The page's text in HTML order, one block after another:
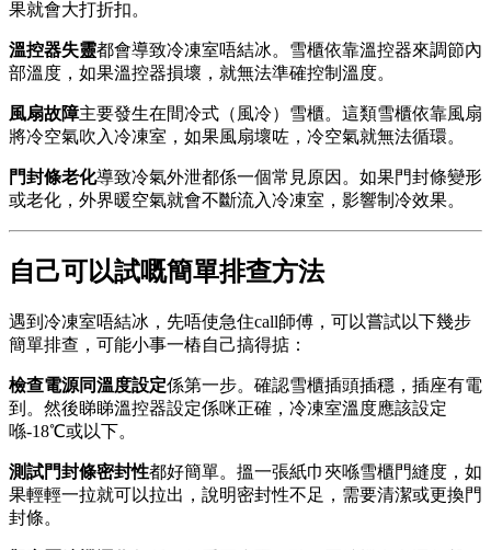
果就會大打折扣。
溫控器失靈都會導致冷凍室唔結冰。雪櫃依靠溫控器來調節內
部溫度，如果溫控器損壞，就無法準確控制溫度。
風扇故障主要發生在間冷式（風冷）雪櫃。這類雪櫃依靠風扇
將冷空氣吹入冷凍室，如果風扇壞咗，冷空氣就無法循環。
門封條老化導致冷氣外泄都係一個常見原因。如果門封條變形
或老化，外界暖空氣就會不斷流入冷凍室，影響制冷效果。
自己可以試嘅簡單排查方法
遇到冷凍室唔結冰，先唔使急住call師傅，可以嘗試以下幾步
簡單排查，可能小事一樁自己搞得掂：
檢查電源同溫度設定係第一步。確認雪櫃插頭插穩，插座有電
到。然後睇睇溫控器設定係咪正確，冷凍室溫度應該設定
喺-18℃或以下。
測試門封條密封性都好簡單。搵一張紙巾夾喺雪櫃門縫度，如
果輕輕一拉就可以拉出，說明密封性不足，需要清潔或更換門
封條。